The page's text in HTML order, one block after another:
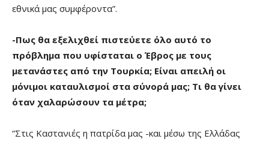
εθνικά μας συμφέροντα”.
-Πως θα εξελιχθεί πιστεύετε όλο αυτό το
πρόβλημα που υφίσταται ο Έβρος με τους
μετανάστες από την Τουρκία; Είναι απειλή οι
μόνιμοι καταυλισμοί στα σύνορά μας; Τι θα γίνει
όταν χαλαρώσουν τα μέτρα;
“Στις Καστανιές η πατρίδα μας -και μέσω της Ελλάδας